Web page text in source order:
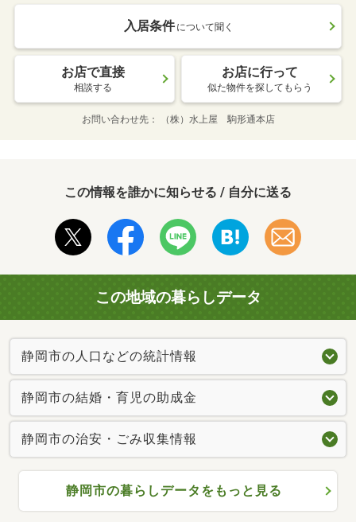
入居条件 について聞く
お店で直接
相談する
お店に行って
似た物件を探してもらう
お問い合わせ先 （株）水上屋 駒形通本店
この情報を誰かに知らせる / 自分に送る
この地域の暮らしデータ
静岡市の人口などの統計情報
静岡市の結婚・育児の助成金
静岡市の治安・ごみ収集情報
静岡市の暮らしデータをもっと見る